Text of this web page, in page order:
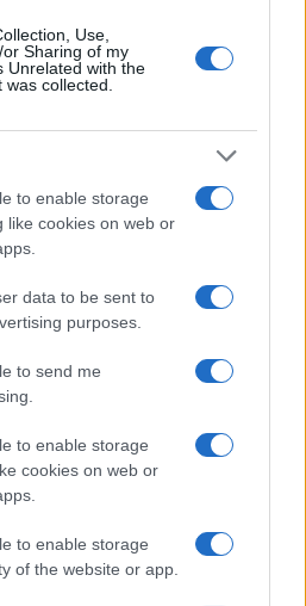
Use,
Sharing of my
Unrelated with the
collected.
to enable storage
like cookies on web or
data to be sent to
purposes.
to send me
to enable storage
cookies on web or
to enable storage
of the website or app.
per anziani con udito
per senior: guida pratica ai
ed esclusioni
sicuri e muoversi in autobus e